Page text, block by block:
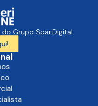
Grupo Spar.Digital.